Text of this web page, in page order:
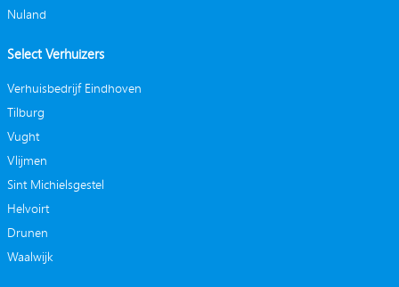
Nuland
Select Verhuizers
Verhuisbedrijf Eindhoven
Tilburg
Vught
Vlijmen
Sint Michielsgestel
Helvoirt
Drunen
Waalwijk